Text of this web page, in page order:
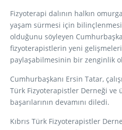
Fizyoterapi dalının halkın
yaşam sürmesi için bilinçlenmesi
olduğunu söyleyen
fizyoterapistlerin yeni
paylaşabilmesinin bir zenginlik
Cumhurbaşkanı Ersin Tatar,
Türk Fizyoterapistler Derneği ve
başarılarının devamını diledi.
Kıbrıs Türk Fizyoterapistler